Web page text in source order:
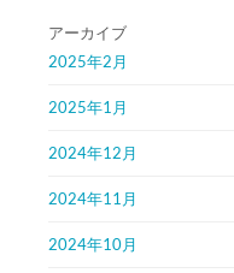
アーカイブ
2025年2月
2025年1月
2024年12月
2024年11月
2024年10月